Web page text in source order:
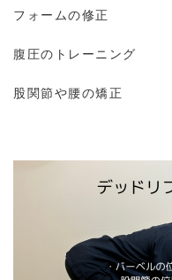
フォームの修正
腹圧のトレーニング
股関節や腰の矯正